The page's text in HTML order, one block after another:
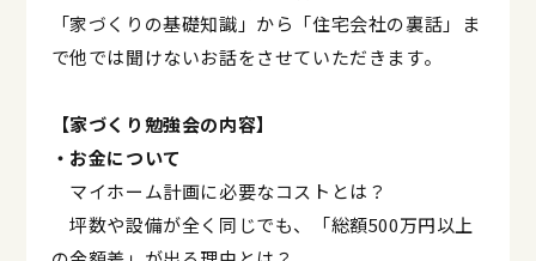
「家づくりの基礎知識」から「住宅会社の裏話」ま
で他では聞けないお話をさせていただきます。
【家づくり勉強会の内容】
・お金について
マイホーム計画に必要なコストとは？
坪数や設備が全く同じでも、「総額500万円以上